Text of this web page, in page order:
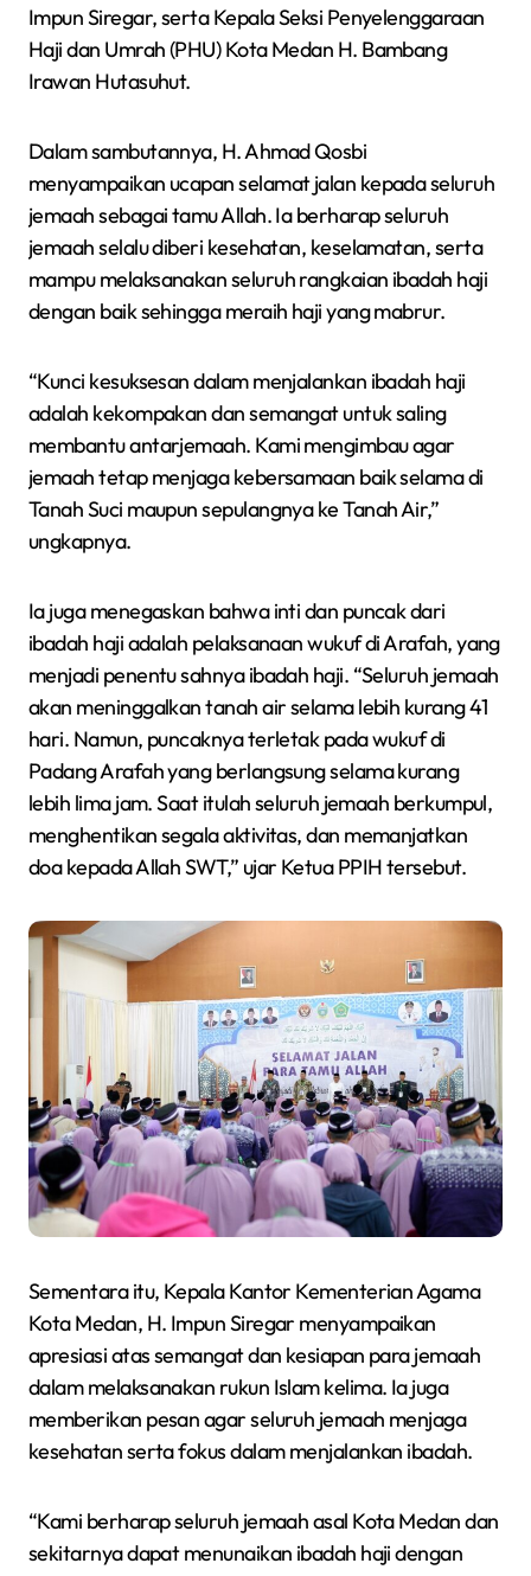
Impun Siregar, serta Kepala Seksi Penyelenggaraan
Haji dan Umrah (PHU) Kota Medan H. Bambang
Irawan Hutasuhut.
Dalam sambutannya, H. Ahmad Qosbi
menyampaikan ucapan selamat jalan kepada seluruh
jemaah sebagai tamu Allah. Ia berharap seluruh
jemaah selalu diberi kesehatan, keselamatan, serta
mampu melaksanakan seluruh rangkaian ibadah haji
dengan baik sehingga meraih haji yang mabrur.
“Kunci kesuksesan dalam menjalankan ibadah haji
adalah kekompakan dan semangat untuk saling
membantu antarjemaah. Kami mengimbau agar
jemaah tetap menjaga kebersamaan baik selama di
Tanah Suci maupun sepulangnya ke Tanah Air,”
ungkapnya.
Ia juga menegaskan bahwa inti dan puncak dari
ibadah haji adalah pelaksanaan wukuf di Arafah, yang
menjadi penentu sahnya ibadah haji. “Seluruh jemaah
akan meninggalkan tanah air selama lebih kurang 41
hari. Namun, puncaknya terletak pada wukuf di
Padang Arafah yang berlangsung selama kurang
lebih lima jam. Saat itulah seluruh jemaah berkumpul,
menghentikan segala aktivitas, dan memanjatkan
doa kepada Allah SWT,” ujar Ketua PPIH tersebut.
Sementara itu, Kepala Kantor Kementerian Agama
Kota Medan, H. Impun Siregar menyampaikan
apresiasi atas semangat dan kesiapan para jemaah
dalam melaksanakan rukun Islam kelima. Ia juga
memberikan pesan agar seluruh jemaah menjaga
kesehatan serta fokus dalam menjalankan ibadah.
“Kami berharap seluruh jemaah asal Kota Medan dan
sekitarnya dapat menunaikan ibadah haji dengan